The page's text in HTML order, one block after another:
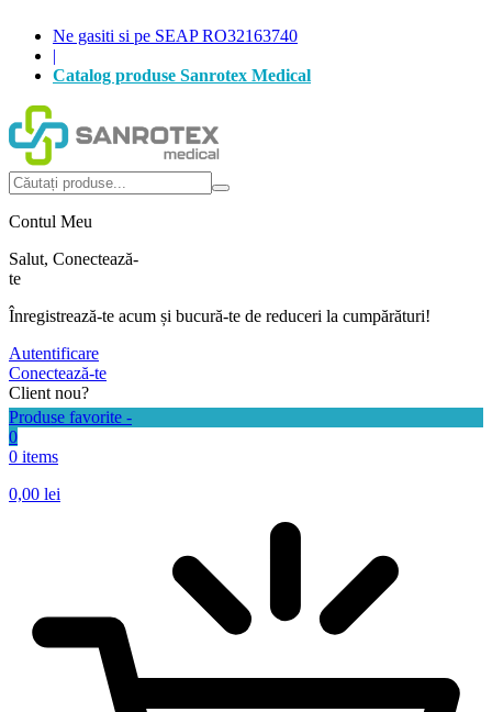
Ne gasiti si pe SEAP RO32163740
|
Catalog produse Sanrotex Medical
Autentificare
Produse favorite -
0
0 items
0,00 lei